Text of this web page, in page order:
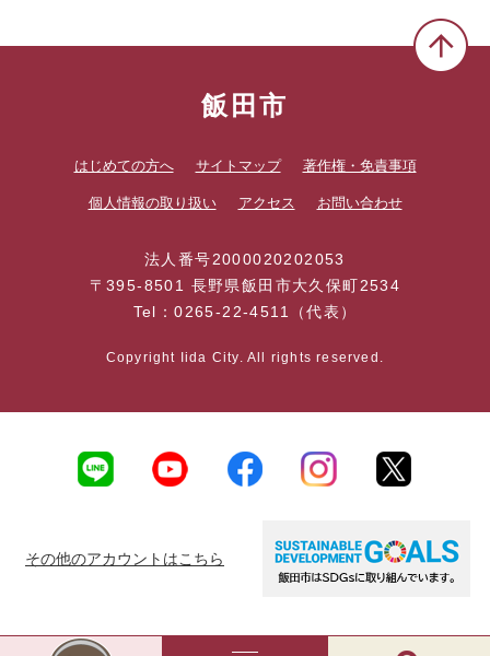
飯田市
はじめての方へ サイトマップ 著作権・免責事項
個人情報の取り扱い アクセス お問い合わせ
法人番号2000020202053
〒395-8501 長野県飯田市大久保町2534
Tel：0265-22-4511（代表）
Copyright Iida City. All rights reserved.
その他のアカウントはこちら